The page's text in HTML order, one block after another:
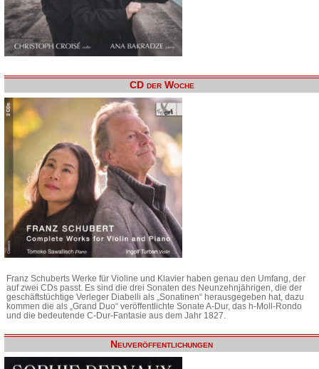
CD der Woche
Franz Schuberts Werke für Violine und Klavier haben genau den Umfang, der
auf zwei CDs passt. Es sind die drei Sonaten des Neunzehnjährigen, die der
geschäftstüchtige Verleger Diabelli als „Sonatinen“ herausgegeben hat, dazu
kommen die als „Grand Duo“ veröffentlichte Sonate A-Dur, das h-Moll-Rondo
und die bedeutende C-Dur-Fantasie aus dem Jahr 1827.
Neuveröffentlichungen